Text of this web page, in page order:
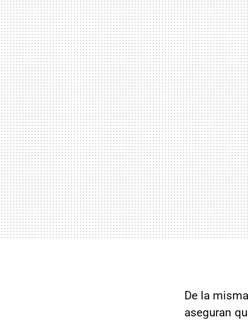
De la
aseguran